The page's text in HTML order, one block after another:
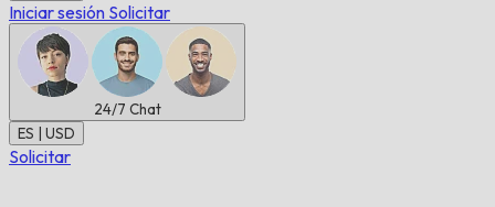
Iniciar sesión Solicitar
24/7 Chat
ES | USD
Solicitar